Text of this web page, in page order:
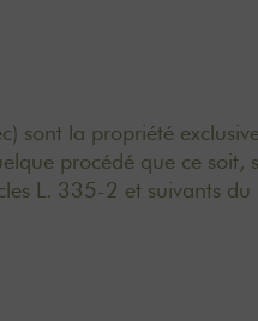
sont la propriété
procédé que ce soit,
L. 335-2 et suivants du